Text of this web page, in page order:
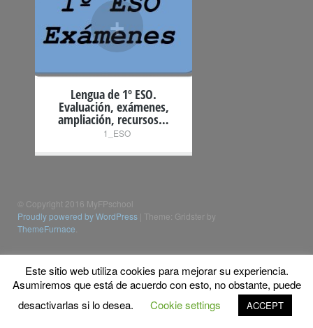
+
Lengua de 1º ESO.
Evaluación, exámenes,
ampliación, recursos…
1_ESO
© Copyright 2016 MyFPschool
Proudly powered by WordPress Theme: Gridster by
ThemeFurnace
Este sitio web utiliza cookies para mejorar su experiencia.
Asumiremos que está de acuerdo con esto, no obstante, puede
desactivarlas si lo desea.
Cookie settings ACCEPT